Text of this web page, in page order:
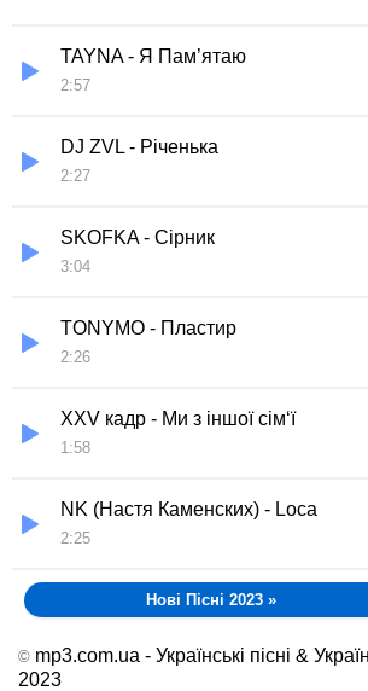
TAYNA - Я Пам’ятаю
2:57
DJ ZVL - Річенька
2:27
SKOFKA - Сірник
3:04
TONYMO - Пластир
2:26
XXV кадр - Ми з іншої сім‘ї
1:58
NK (Настя Каменских) - Loca
2:25
Нові Пісні 2023 »
© mp3.com.ua - Українські пісні &
2023